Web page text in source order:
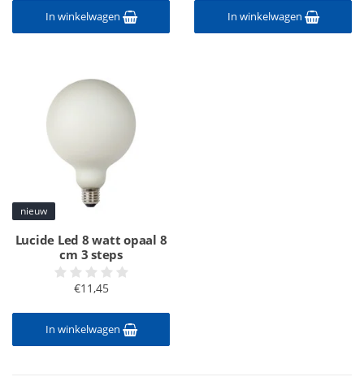
In winkelwagen In winkelwagen
nieuw
Lucide Led 8 watt opaal 8
cm 3 steps
€11,45
In winkelwagen